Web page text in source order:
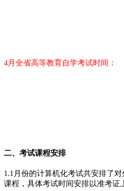
4月全省高等教育自学考试时间：
二、考试课程安排
1.1月份的计算机化考试共安排了
课程，具体考试时间安排以准考证